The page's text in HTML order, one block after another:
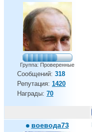
Группа: Проверенные
Сообщений: 318
Репутация: 1420
Награды: 70
воевода73